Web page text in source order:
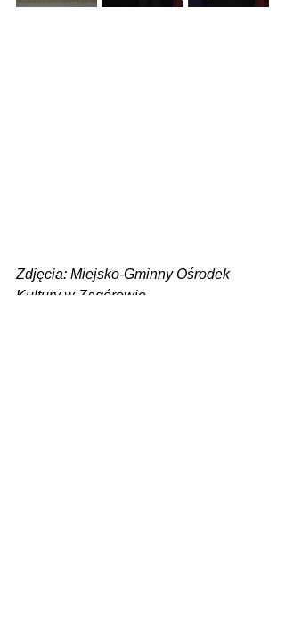
Zdjęcia: Miejsko-Gminny Ośrodek
Kultury w Zagórowie